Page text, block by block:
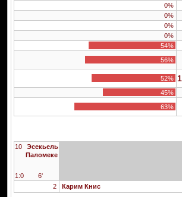
0%
0%
0%
0%
54%
56%
52%
45%
63%
10
Эсекьель
Паломеке
1:0
6'
2
Карим Книс